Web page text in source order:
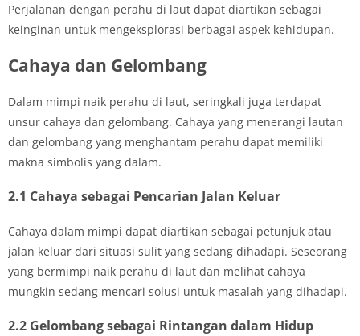
Perjalanan dengan perahu di laut dapat diartikan sebagai
keinginan untuk mengeksplorasi berbagai aspek kehidupan.
Cahaya dan Gelombang
Dalam mimpi naik perahu di laut, seringkali juga terdapat
unsur cahaya dan gelombang. Cahaya yang menerangi lautan
dan gelombang yang menghantam perahu dapat memiliki
makna simbolis yang dalam.
2.1 Cahaya sebagai Pencarian Jalan Keluar
Cahaya dalam mimpi dapat diartikan sebagai petunjuk atau
jalan keluar dari situasi sulit yang sedang dihadapi. Seseorang
yang bermimpi naik perahu di laut dan melihat cahaya
mungkin sedang mencari solusi untuk masalah yang dihadapi.
2.2 Gelombang sebagai Rintangan dalam Hidup